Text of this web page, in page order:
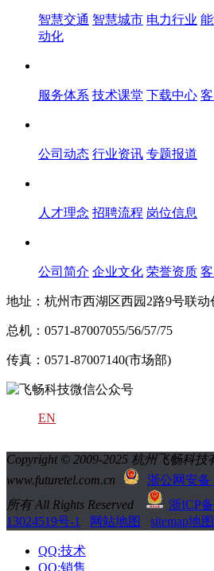
智慧交通 智慧城市 电力行业
动化
服务体系 技术课堂 下载中心
公司动态 行业资讯 专题报道
人才理念 招聘流程 岗位信息
公司简介 企业文化 荣誉资质
地址：杭州市西湖区西园2路9号联动
总机：0571-87007055/56/57/75
传真：0571-87007140(市场部)
EN
Copyright © 2009-2025 杭州飞畅科技
www.futuretel.com.cn
浙公网安备
所有 All Rights Reserved
浙ICP
13024519号-1
网站地图 sitemap地图
QQ:技术
QQ:销售